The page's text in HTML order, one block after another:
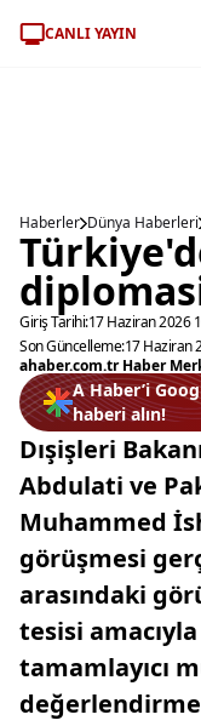
CANLI YAYIN
Haberler Dünya Haberleri
Giriş Tarihi:17 Haziran 2026
Son Güncelleme:17 Haziran
ahaber.com.tr Haber
A Haber’i
haberi alın!
Dışişleri
Abdulati ve
Muhammed
görüşmesi
arasındaki
tesisi
tamamlayıcı